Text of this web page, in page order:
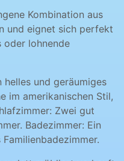
Kombination aus
und eignet sich perfekt
oder lohnende
helles und geräumiges
im amerikanischen Stil,
Zwei gut
Badezimmer: Ein